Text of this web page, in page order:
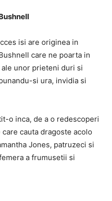
isi are originea in
care ne poarta in
unor prieteni duri si
si ura, invidia si
o inca, de a o redescoperi
cauta dragoste acolo
Jones, patruzeci si
a frumusetii si